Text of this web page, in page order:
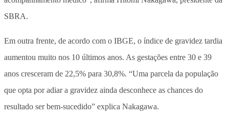
SBRA.
Em outra frente, de acordo com o IBGE, o índice de gravidez tardia
aumentou muito nos 10 últimos anos. As gestações entre 30 e 39
anos cresceram de 22,5% para 30,8%. “Uma parcela da população
que opta por adiar a gravidez ainda desconhece as chances do
resultado ser bem-sucedido” explica Nakagawa.